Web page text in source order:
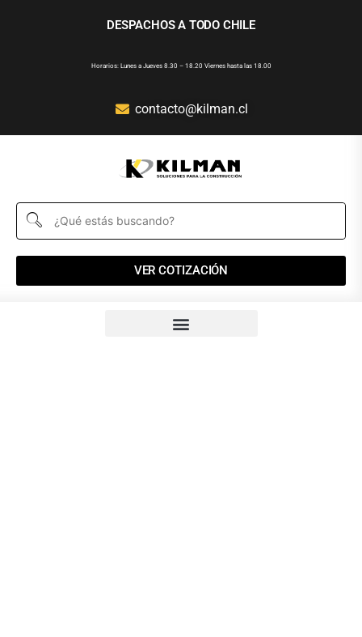
DESPACHOS A TODO CHILE
Horarios: Lunes a Jueves 8.30 – 18.20 Viernes hasta las 18.00
contacto@kilman.cl
VER COTIZACIÓN